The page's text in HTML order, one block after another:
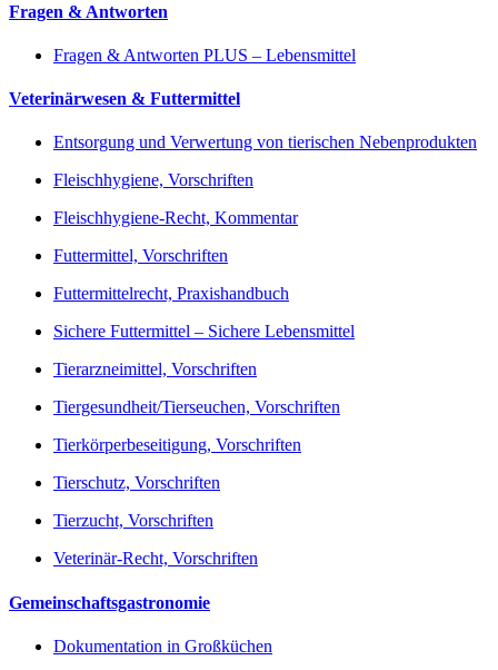
Fragen & Antworten
Fragen & Antworten PLUS – Lebensmittel
Veterinärwesen & Futtermittel
Entsorgung und Verwertung von tierischen Nebenprodukten
Fleischhygiene, Vorschriften
Fleischhygiene-Recht, Kommentar
Futtermittel, Vorschriften
Futtermittelrecht, Praxishandbuch
Sichere Futtermittel – Sichere Lebensmittel
Tierarzneimittel, Vorschriften
Tiergesundheit/Tierseuchen, Vorschriften
Tierkörperbeseitigung, Vorschriften
Tierschutz, Vorschriften
Tierzucht, Vorschriften
Veterinär-Recht, Vorschriften
Gemeinschaftsgastronomie
Dokumentation in Großküchen